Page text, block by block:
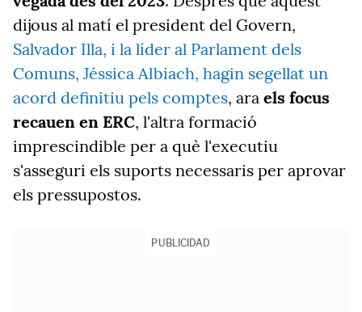
dijous al matí el president del Govern,
Salvador Illa, i la líder al Parlament dels
Comuns, Jéssica Albiach, hagin segellat un
acord definitiu pels comptes, ara els focus
recauen en ERC, l'altra formació
imprescindible per a què l'executiu
s'asseguri els suports necessaris per aprovar
els pressupostos.
PUBLICIDAD